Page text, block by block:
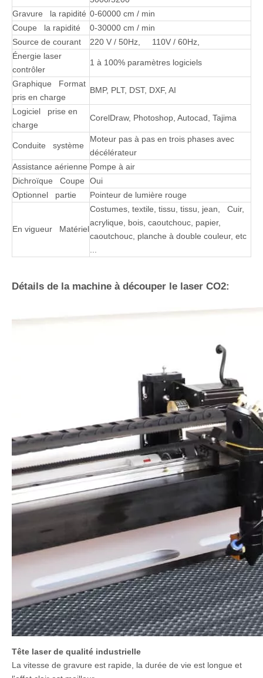
3. Le rail du guide linéaire carré de Taiwan a une longue vie.
4. L'utilisation de la technologie brevetée rend l'effet de gravure
de plaque en caoutchouc meilleur et pas facile à brûler.
5. Logiciel de gravure laser authentique, puissant; La gravure et
la coupe peuvent être effectuées en même temps;
6090 Paramètres de machine à gravure laser:
Modèle
6090 laser Machine de découpe
600 mm x 900 mm
Puissance laser
W2 / W4 / W6 / W8
Type laser
Tube laser scellé en CO2, refroidis par eau
Refroidissement
Refroidissement par eau CW3000 /
5000/5200
0-60000 cm / min
0-30000 cm / min
Source de courant
220 V / 50Hz, 110V / 60Hz,
1 à 100% paramètres logiciels
pris en charge
BMP, PLT, DST, DXF, AI
charge
CorelDraw, Photoshop, Autocad, Tajima
Pointeur de lumière rouge
Costumes, textile, tissu, tissu, jean, Cuir,
acrylique, bois, caoutchouc, papier,
caoutchouc, planche à double couleur, etc
...
Détails de la machine à découper le laser CO2: